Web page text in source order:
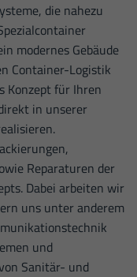
die nahezu
modernes Gebäude
Container-Logistik
Konzept für Ihren
in unserer
Reparaturen der
Dabei arbeiten wir
uns unter anderem
und
Sanitär- und